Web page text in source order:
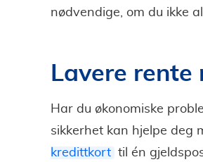
nødvendige, om du ikke
Lavere
Har du økonomiske
sikkerhet kan hjelpe deg
kredittkort til én